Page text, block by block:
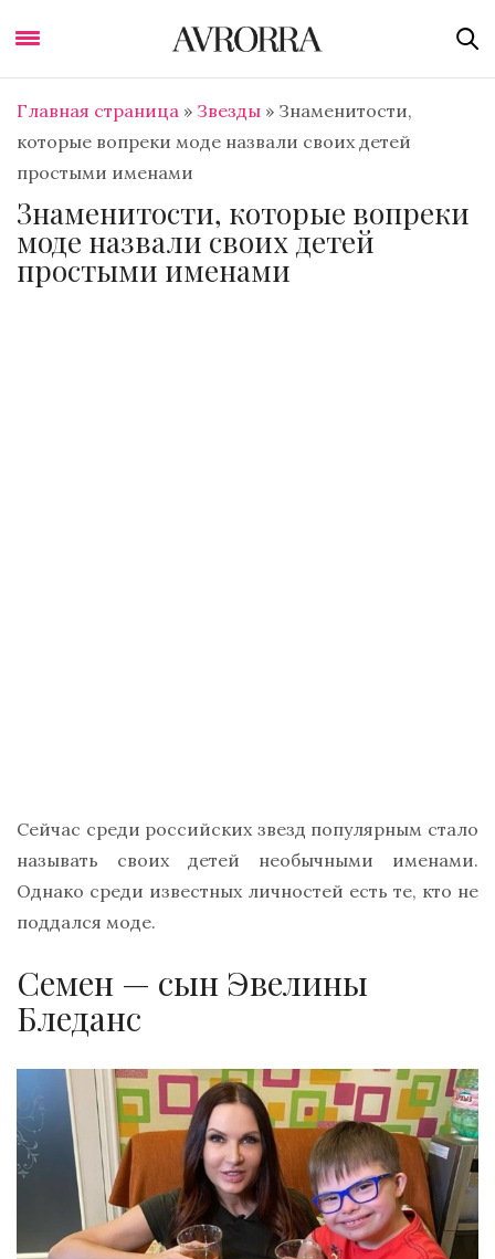
Главная страница » Звезды » Знаменитости,
которые вопреки моде назвали своих детей
простыми именами
Знаменитости, которые вопреки
моде назвали своих детей
простыми именами
Сейчас среди российских звезд популярным стало
называть своих детей необычными именами.
Однако среди известных личностей есть те, кто не
поддался моде.
Семен — сын Эвелины
Бледанс